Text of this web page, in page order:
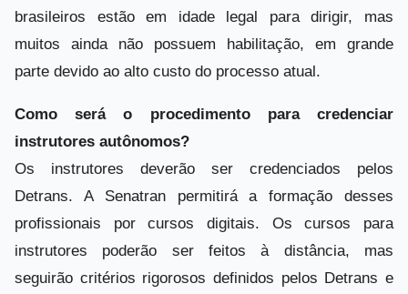
brasileiros estão em idade legal para dirigir, mas
muitos ainda não possuem habilitação, em grande
parte devido ao alto custo do processo atual.
Como será o procedimento para credenciar
instrutores autônomos?
Os instrutores deverão ser credenciados pelos
Detrans. A Senatran permitirá a formação desses
profissionais por cursos digitais. Os cursos para
instrutores poderão ser feitos à distância, mas
seguirão critérios rigorosos definidos pelos Detrans e